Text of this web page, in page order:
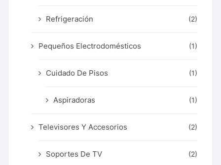
Refrigeración (2)
Pequeños Electrodomésticos (1)
Cuidado De Pisos (1)
Aspiradoras (1)
Televisores Y Accesorios (2)
Soportes De TV (2)